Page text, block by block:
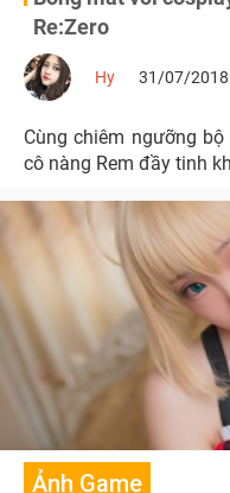
Re:Zero
Hy 31/07/2018
Cùng chiêm ngưỡng
cô nàng Rem đầy tinh
Ảnh Game